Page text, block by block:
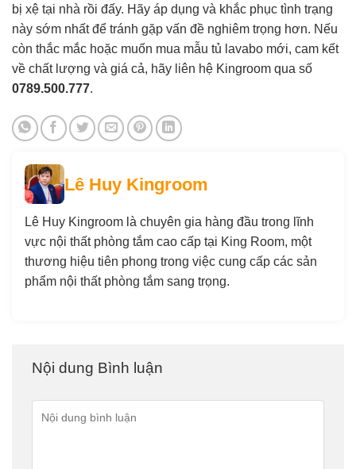
bị xệ tại nhà rồi đấy. Hãy áp dụng và khắc phục tình trạng
này sớm nhất để tránh gặp vấn đề nghiêm trọng hơn. Nếu
còn thắc mắc hoặc muốn mua mẫu tủ lavabo mới, cam kết
về chất lượng và giá cả, hãy liên hệ Kingroom qua số
0789.500.777.
Lê Huy Kingroom
Lê Huy Kingroom là chuyên gia hàng đầu trong lĩnh
vực nội thất phòng tắm cao cấp tại King Room, một
thương hiệu tiên phong trong việc cung cấp các sản
phẩm nội thất phòng tắm sang trọng.
Nội dung Bình luận